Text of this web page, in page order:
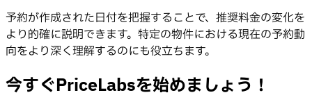
予約が作成された日付を把握することで、推奨料金の変化を
より的確に説明できます。特定の物件における現在の予約動
向をより深く理解するのにも役立ちます。
今すぐPriceLabsを始めましょう！